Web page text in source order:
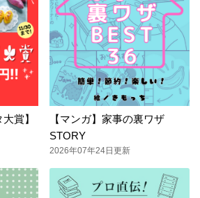
賞】
【マンガ】家事の裏ワザ
STORY
2026年07年24日更新